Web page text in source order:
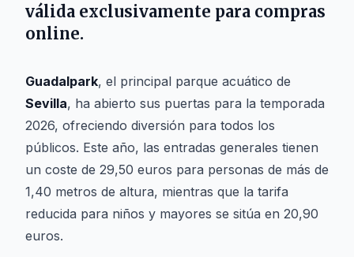
válida exclusivamente para compras
online.
Guadalpark, el principal parque acuático de
Sevilla, ha abierto sus puertas para la temporada
2026, ofreciendo diversión para todos los
públicos. Este año, las entradas generales tienen
un coste de 29,50 euros para personas de más de
1,40 metros de altura, mientras que la tarifa
reducida para niños y mayores se sitúa en 20,90
euros.